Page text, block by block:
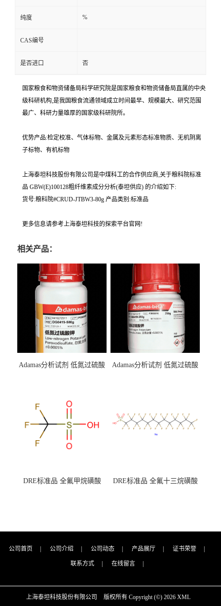
纯度 %
CAS编号
是否进口 否
国家粮食和物资储备局科学研究院是国家粮食和物资储备局直属的中央
级科研机构,是我国粮食流通领域成立时间最早、规模最大、研究范围
最广、科研力量雄厚的国家级科研院所。
优势产品:检定校准、气体标物、金属及元素形态标准物质、无机阴离
子标物、有机标物
上海泰坦科技股份有限公司是中煤科工的合作供应商,关于粮科院标准
品 GBW(E)100128粗纤维素成分分析(泰坦供应) 的介绍如下:
货号:粮科院#CRUD-JTBW3-80g 产品类别:标准品
更多信息请参考上海泰坦科技的探索平台官网!
相关产品：
Adamas分析试剂 低氮过硫酸
（泰坦现货供应）
Adamas分析试剂 低氮过硫酸
DRE标准品 全氟甲烷磺酸
DRE标准品 全氟十三烷磺酸
公司首页 公司介绍 公司动态 产品展厅 证书荣誉
联系方式 在线留言
上海泰坦科技股份有限公司 版权所有 Copyright (©) 2026 XML